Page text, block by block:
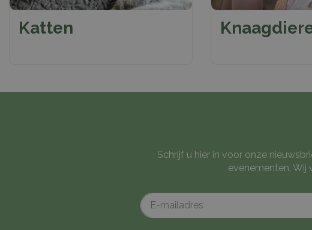
Katten
Schrijf u hier in voor onze
evenementen. Wij